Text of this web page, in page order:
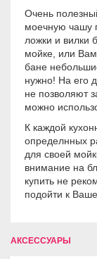
Очень
моечную чашу
ложки и вилки
мойке, или
бане
нужно! На его
не позволяют
можно
К каждой
определнных
для своей
внимание на
купить не
подойти к
АКСЕССУАРЫ